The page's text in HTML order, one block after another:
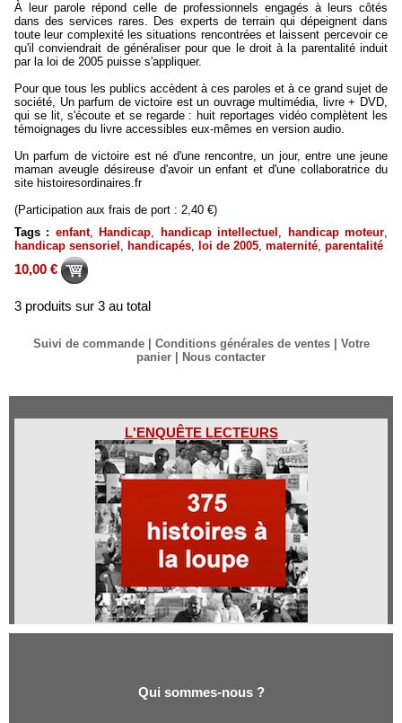
À leur parole répond celle de professionnels engagés à leurs côtés
dans des services rares. Des experts de terrain qui dépeignent dans
toute leur complexité les situations rencontrées et laissent percevoir ce
qu'il conviendrait de généraliser pour que le droit à la parentalité induit
par la loi de 2005 puisse s'appliquer.
Pour que tous les publics accèdent à ces paroles et à ce grand sujet de
société, Un parfum de victoire est un ouvrage multimédia, livre + DVD,
qui se lit, s'écoute et se regarde : huit reportages vidéo complètent les
témoignages du livre accessibles eux-mêmes en version audio.
Un parfum de victoire est né d'une rencontre, un jour, entre une jeune
maman aveugle désireuse d'avoir un enfant et d'une collaboratrice du
site histoiresordinaires.fr
(Participation aux frais de port : 2,40 €)
Tags : enfant, Handicap, handicap intellectuel , handicap moteur,
handicap sensoriel , handicapés, loi de 2005, maternité, parentalité
10,00 €
3 produits sur 3 au total
Suivi de commande Conditions générales de ventes
Votre
panier
Nous contacter
L'ENQUÊTE LECTEURS
Qui sommes-nous ?